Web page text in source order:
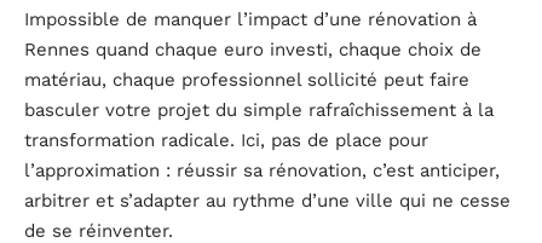
Impossible de manquer l’impact d’une rénovation à
Rennes quand chaque euro investi, chaque choix de
matériau, chaque professionnel sollicité peut faire
basculer votre projet du simple rafraîchissement à la
transformation radicale. Ici, pas de place pour
l’approximation : réussir sa rénovation, c’est anticiper,
arbitrer et s’adapter au rythme d’une ville qui ne cesse
de se réinventer.